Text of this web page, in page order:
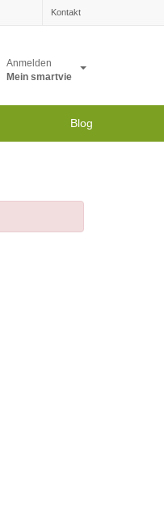
Kontakt
Anmelden
Mein smartvie
Blog